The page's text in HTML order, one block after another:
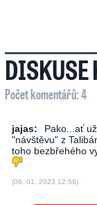
DISKUSE
Počet komentářů: 4
jajas:
Pako...ať
"návštěvu" z
toho bezbřehého
(06. 01. 2023 12:56)